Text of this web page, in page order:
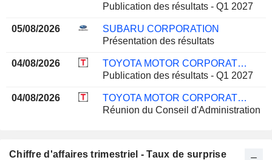
Publication des résultats - Q1 2027
05/08/2026
SUBARU CORPORATION
Présentation des résultats
04/08/2026
TOYOTA MOTOR CORPORATION
Publication des résultats - Q1 2027
04/08/2026
TOYOTA MOTOR CORPORATION
Réunion du Conseil d'Administration
Chiffre d'affaires trimestriel - Taux de surprise